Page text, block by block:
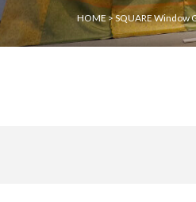
HOME>SQUARE Window